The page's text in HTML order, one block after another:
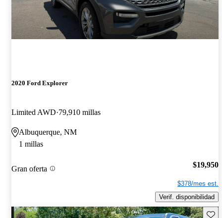
2020 Ford Explorer
Limited AWD 79,910 millas
Albuquerque, NM
1 millas
Gran oferta $19,950
$378/mes est.
Verif. disponibilidad